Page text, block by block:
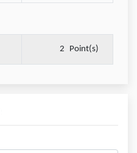
2 Point(s)